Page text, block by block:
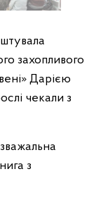
захопливого
Дарією
чекали з
з